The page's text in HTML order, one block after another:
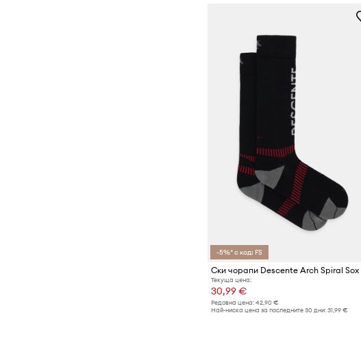
-5%* с код: FS
Ски чорапи Descente Arch Spiral Sox
Текуща цена:
30,99 €
Редовна цена: 42,90 €
Най-ниска цена за последните 30 дни: 31,99 €